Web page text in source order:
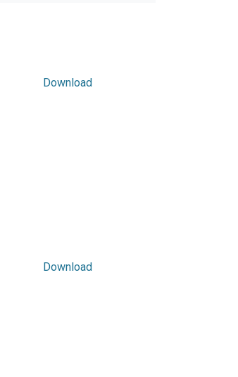
Download
Download